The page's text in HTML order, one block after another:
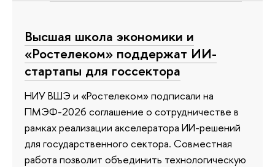
Высшая школа экономики и
«Ростелеком» поддержат ИИ-
стартапы для госсектора
НИУ ВШЭ и «Ростелеком» подписали на
ПМЭФ-2026 соглашение о сотрудничестве в
рамках реализации акселератора ИИ-решений
для государственного сектора. Совместная
работа позволит объединить технологическую